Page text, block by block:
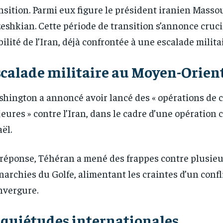
RECOMMENDED
Pay now and you get access to exclusive
news and articles for a whole year.
opt
RECOMMENDED
Pay now and you get access to exclusive
news and articles for a whole year.
opt
Parmi eux figure le président iranien
Cette période de transition s’annonce
de l’Iran, déjà confrontée à une escalade
militaire au Moyen-
a annoncé avoir lancé des « opérations de
» contre l’Iran, dans le cadre d’une opération
Téhéran a mené des frappes contre
du Golfe, alimentant les craintes d’un